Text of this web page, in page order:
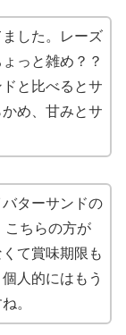
した。レーズ
っと雑め？？
と比べるとサ
め、甘みとサ
ターサンドの
こちらの方が
て賞味期限も
人的にはもう
。